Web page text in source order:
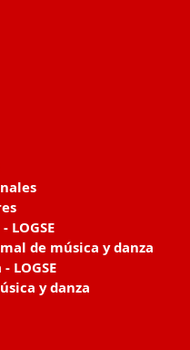
LOGSE
de música y danza
LOGSE
y danza